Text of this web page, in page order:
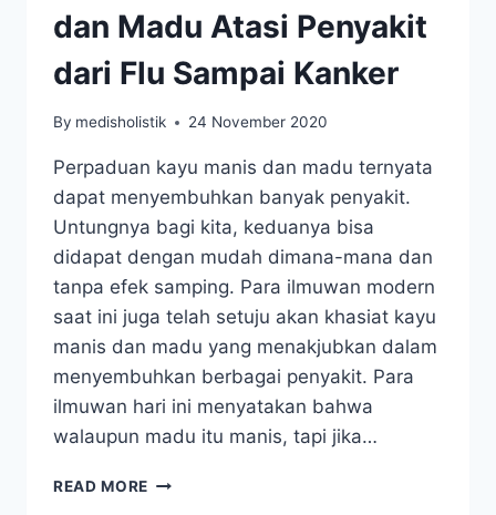
dan Madu Atasi Penyakit
dari Flu Sampai Kanker
By medisholistik 24 November 2020
Perpaduan kayu manis dan madu ternyata
dapat menyembuhkan banyak penyakit.
Untungnya bagi kita, keduanya bisa
didapat dengan mudah dimana-mana dan
tanpa efek samping. Para ilmuwan modern
saat ini juga telah setuju akan khasiat kayu
manis dan madu yang menakjubkan dalam
menyembuhkan berbagai penyakit. Para
ilmuwan hari ini menyatakan bahwa
walaupun madu itu manis, tapi jika…
READ MORE GABUNGAN